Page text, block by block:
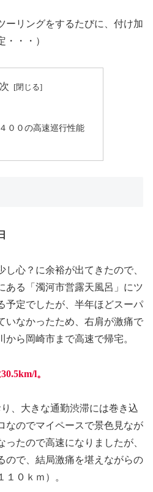
リングをするたびに、付け加
・・・）
００の高速巡行性能
心？に余裕が出てきたので、
ある「濁河市営露天風呂」にツ
予定でしたが、半年ほどスーパ
いなかったため、右肩が激痛で
ら岡崎市まで高速で帰宅。
km/l。
、大きな通勤渋滞には巻き込
なのでマイペースで景色見なが
ったので高速になりましたが、
ので、結局激痛を堪えながらの
０ｋｍ）。